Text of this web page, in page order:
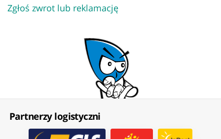
Zgłoś zwrot lub reklamację
Partnerzy logistyczni